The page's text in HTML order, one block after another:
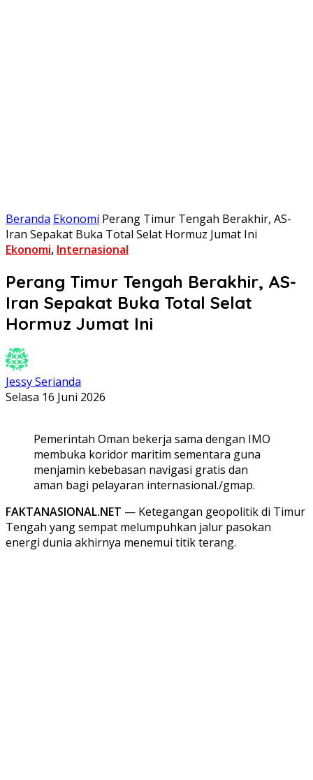
Beranda Ekonomi Perang Timur Tengah Berakhir, AS-
Iran Sepakat Buka Total Selat Hormuz Jumat Ini
Ekonomi, Internasional
Perang Timur Tengah Berakhir, AS-
Iran Sepakat Buka Total Selat
Hormuz Jumat Ini
Jessy Serianda
Selasa 16 Juni 2026
Pemerintah Oman bekerja sama dengan IMO
membuka koridor maritim sementara guna
menjamin kebebasan navigasi gratis dan
aman bagi pelayaran internasional./gmap.
FAKTANASIONAL.NET — Ketegangan geopolitik di Timur
Tengah yang sempat melumpuhkan jalur pasokan
energi dunia akhirnya menemui titik terang.